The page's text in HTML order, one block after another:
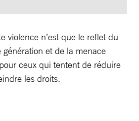
violence n’est que le reflet du
et de la menace
ceux qui tentent de réduire
les droits.